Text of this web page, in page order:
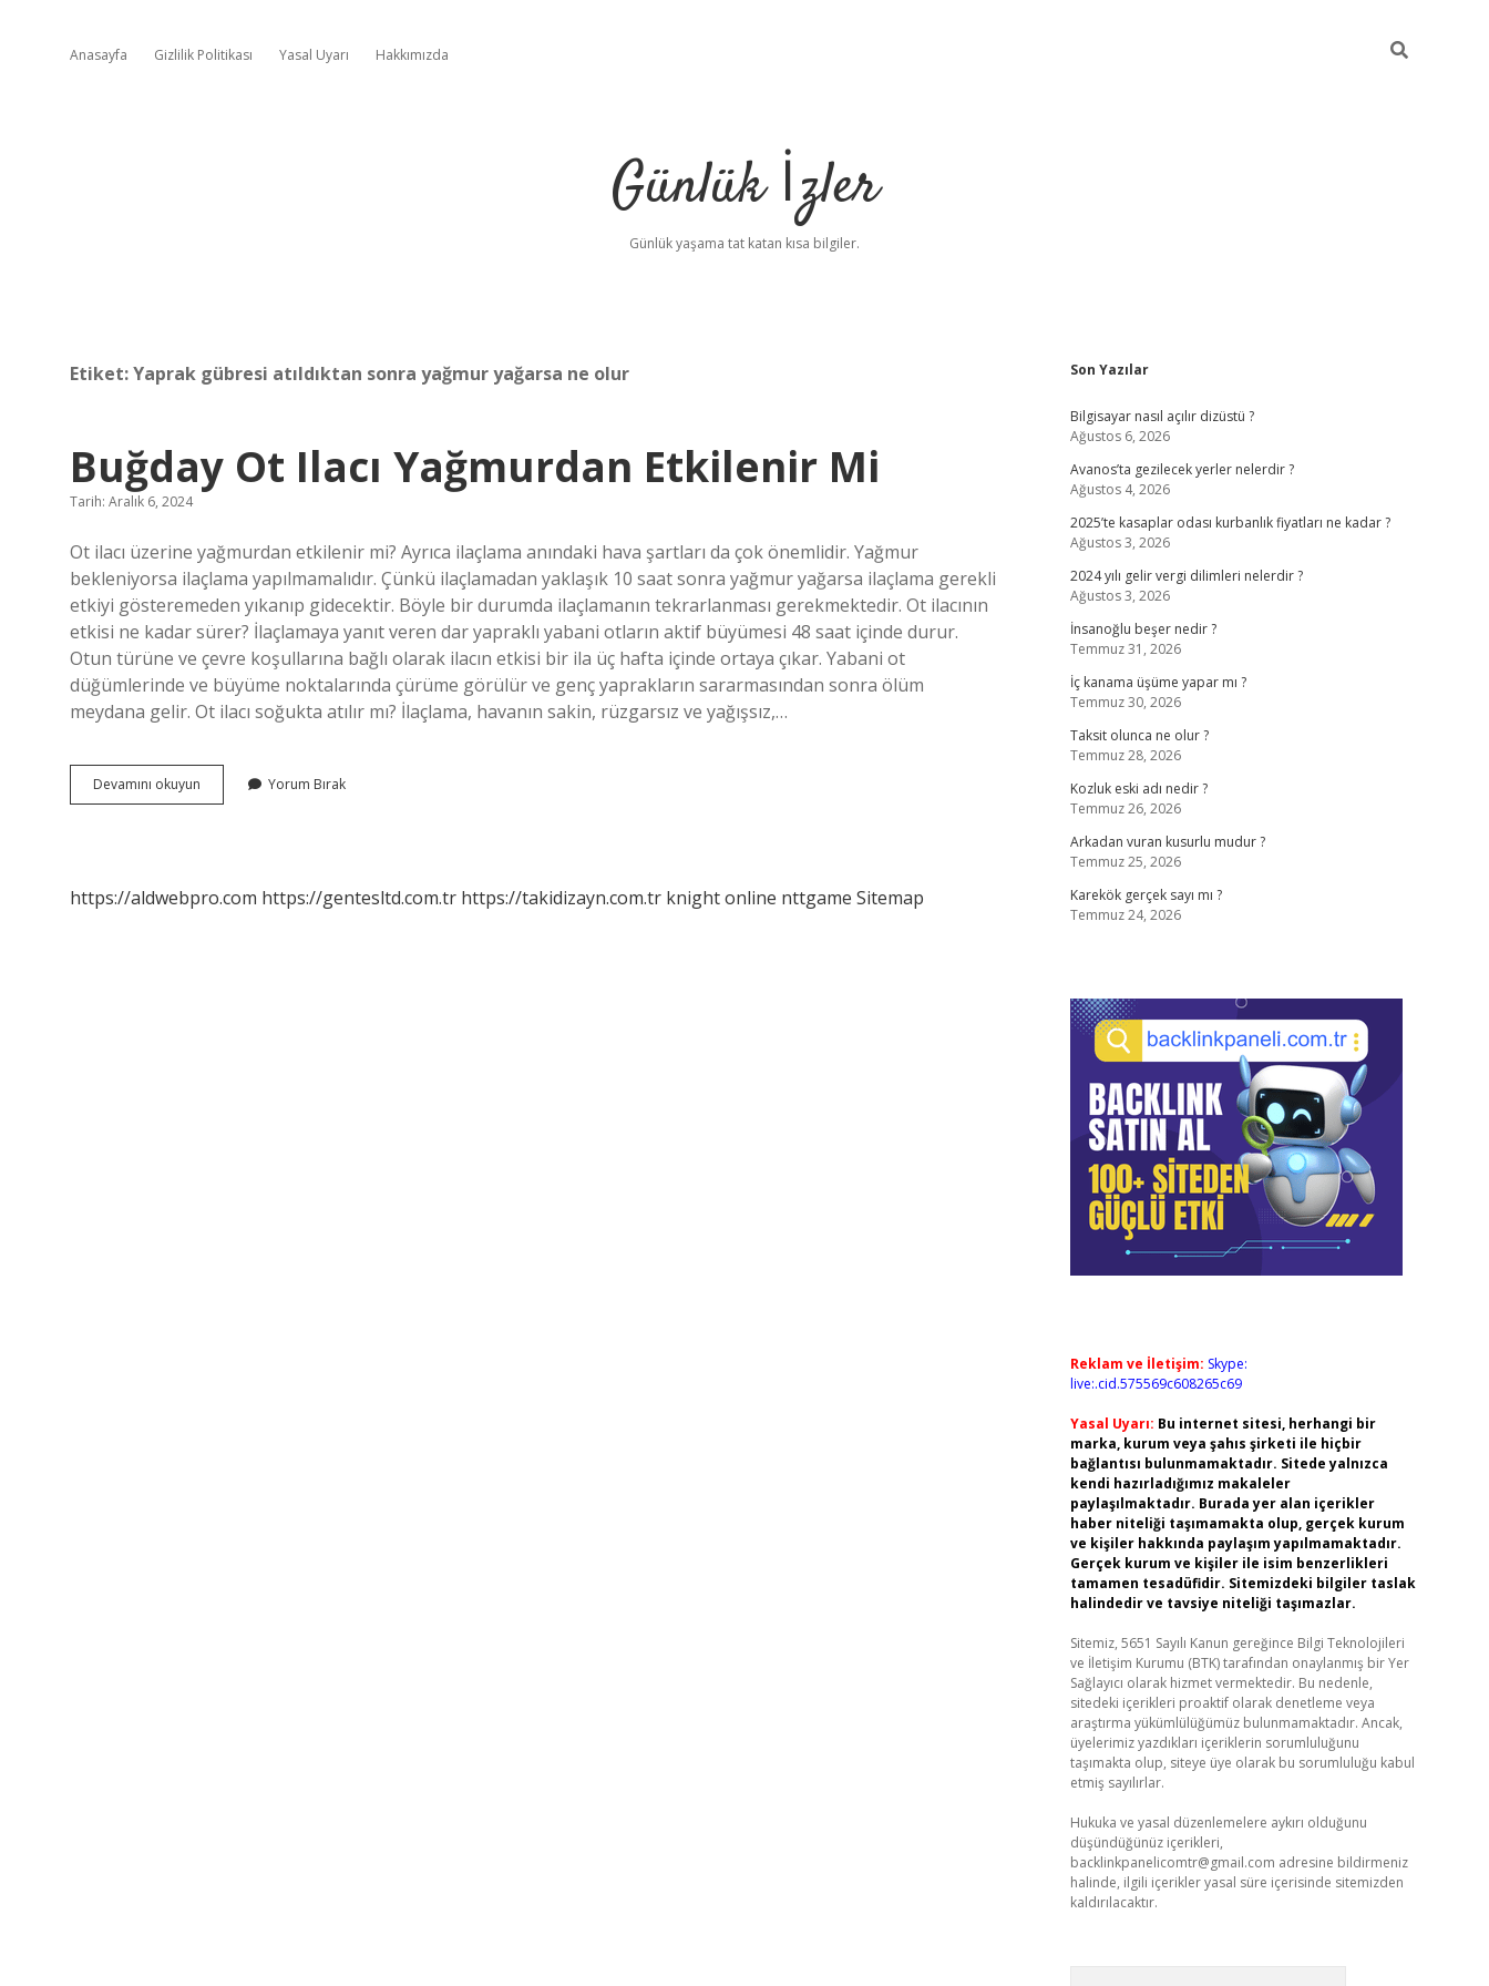
Anasayfa Gizlilik Politikası Yasal Uyarı Hakkımızda
Günlük İzler
Günlük yaşama tat katan kısa bilgiler.
Etiket:Yaprak gübresi atıldıktan sonra yağmur yağarsa ne olur
Buğday Ot Ilacı Yağmurdan Etkilenir Mi
Tarih: Aralık 6, 2024
Ot ilacı üzerine yağmurdan etkilenir mi? Ayrıca ilaçlama anındaki hava şartları da çok önemlidir. Yağmur
bekleniyorsa ilaçlama yapılmamalıdır. Çünkü ilaçlamadan yaklaşık 10 saat sonra yağmur yağarsa ilaçlama gerekli
etkiyi gösteremeden yıkanıp gidecektir. Böyle bir durumda ilaçlamanın tekrarlanması gerekmektedir. Ot ilacının
etkisi ne kadar sürer? İlaçlamaya yanıt veren dar yapraklı yabani otların aktif büyümesi 48 saat içinde durur.
Otun türüne ve çevre koşullarına bağlı olarak ilacın etkisi bir ila üç hafta içinde ortaya çıkar. Yabani ot
düğümlerinde ve büyüme noktalarında çürüme görülür ve genç yaprakların sararmasından sonra ölüm
meydana gelir. Ot ilacı soğukta atılır mı? İlaçlama, havanın sakin, rüzgarsız ve yağışsız,…
Devamını okuyun
Ot
Yorum Bırak
https://aldwebpro.com https://gentesltd.com.tr https://takidizayn.com.tr knight online nttgame Sitemap
Sidebar
Son Yazılar
Bilgisayar nasıl açılır dizüstü ?
Ağustos 6, 2026
Avanos’ta gezilecek yerler nelerdir ?
Ağustos 4, 2026
2025’te kasaplar odası kurbanlık fiyatları ne kadar ?
Ağustos 3, 2026
2024 yılı gelir vergi dilimleri nelerdir ?
Ağustos 3, 2026
İnsanoğlu beşer nedir ?
Temmuz 31, 2026
İç kanama üşüme yapar mı ?
Temmuz 30, 2026
Taksit olunca ne olur ?
Temmuz 28, 2026
Kozluk eski adı nedir ?
Temmuz 26, 2026
Arkadan vuran kusurlu mudur ?
Temmuz 25, 2026
Karekök gerçek sayı mı ?
Temmuz 24, 2026
Reklam ve İletişim: Skype:
live:.cid.575569c608265c69
Yasal Uyarı: Bu internet sitesi, herhangi bir
marka, kurum veya şahıs şirketi ile hiçbir
bağlantısı bulunmamaktadır. Sitede yalnızca
kendi hazırladığımız makaleler
paylaşılmaktadır. Burada yer alan içerikler
haber niteliği taşımamakta olup, gerçek kurum
ve kişiler hakkında paylaşım yapılmamaktadır.
Gerçek kurum ve kişiler ile isim benzerlikleri
tamamen tesadüfidir. Sitemizdeki bilgiler taslak
halindedir ve tavsiye niteliği taşımazlar.
Sitemiz, 5651 Sayılı Kanun gereğince Bilgi Teknolojileri
ve İletişim Kurumu (BTK) tarafından onaylanmış bir Yer
Sağlayıcı olarak hizmet vermektedir. Bu nedenle,
sitedeki içerikleri proaktif olarak denetleme veya
araştırma yükümlülüğümüz bulunmamaktadır. Ancak,
üyelerimiz yazdıkları içeriklerin sorumluluğunu
taşımakta olup, siteye üye olarak bu sorumluluğu kabul
etmiş sayılırlar.
Hukuka ve yasal düzenlemelere aykırı olduğunu
düşündüğünüz içerikleri,
backlinkpanelicomtr@gmail.com adresine bildirmeniz
halinde, ilgili içerikler yasal süre içerisinde sitemizden
kaldırılacaktır.